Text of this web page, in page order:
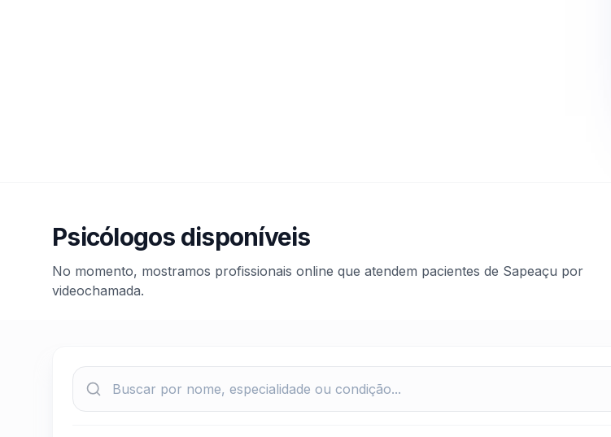
Psicólogos disponíveis
No momento, mostramos profissionais online que atendem pacientes de Sapeaçu por
videochamada.